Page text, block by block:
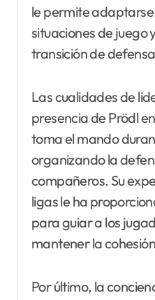
le permite
situaciones de juego
transición de
Las cualidades de
presencia de Prödl
toma el mando
organizando la
compañeros. Su
ligas le ha
para guiar a los
mantener la
Por último, la